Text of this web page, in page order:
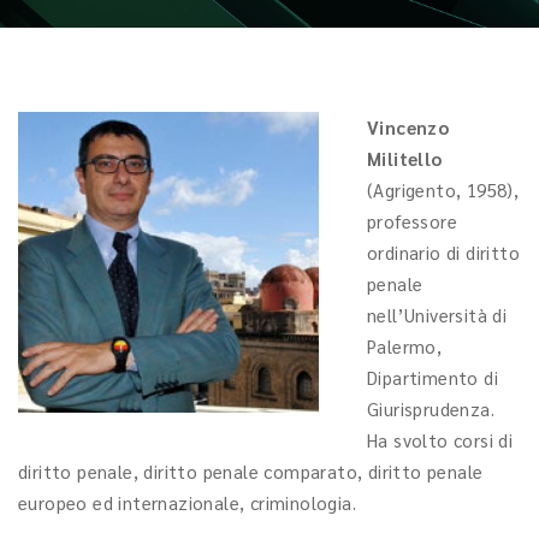
Vincenzo
Militello
(Agrigento, 1958),
professore
ordinario di diritto
penale
nell’Università di
Palermo,
Dipartimento di
Giurisprudenza.
Ha svolto corsi di
diritto penale, diritto penale comparato, diritto penale
europeo ed internazionale, criminologia.